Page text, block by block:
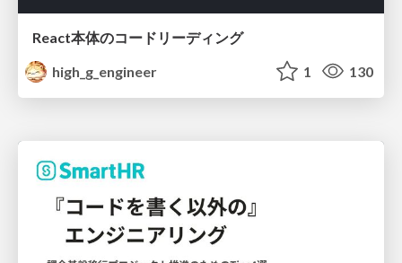
React本体のコードリーディング
high_g_engineer
1 130